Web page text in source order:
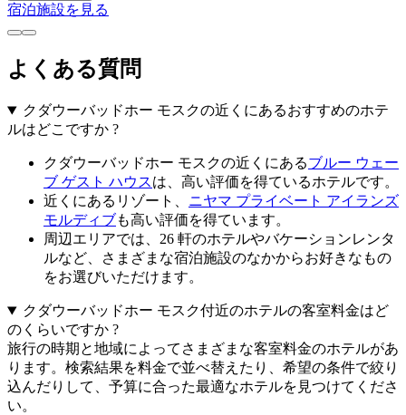
宿泊施設を見る
よくある質問
クダウーバッドホー モスクの近くにあるおすすめのホテ
ルはどこですか ?
クダウーバッドホー モスクの近くにあるブルー ウェー
ブ ゲスト ハウスは、高い評価を得ているホテルです。
近くにあるリゾート、 ニヤマ プライベート アイランズ
モルディブも高い評価を得ています。
周辺エリアでは、26 軒のホテルやバケーションレンタ
ルなど、さまざまな宿泊施設のなかからお好きなもの
をお選びいただけます。
クダウーバッドホー モスク付近のホテルの客室料金はど
のくらいですか ?
旅行の時期と地域によってさまざまな客室料金のホテルがあ
ります。検索結果を料金で並べ替えたり、希望の条件で絞り
込んだりして、予算に合った最適なホテルを見つけてくださ
い。